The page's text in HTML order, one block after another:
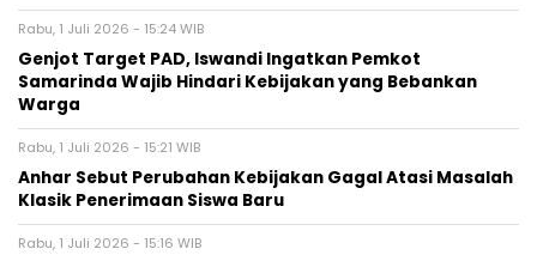
Rabu, 1 Juli 2026 - 15:24 WIB
Genjot Target PAD, Iswandi Ingatkan Pemkot
Samarinda Wajib Hindari Kebijakan yang Bebankan
Warga
Rabu, 1 Juli 2026 - 15:21 WIB
Anhar Sebut Perubahan Kebijakan Gagal Atasi Masalah
Klasik Penerimaan Siswa Baru
Rabu, 1 Juli 2026 - 15:16 WIB